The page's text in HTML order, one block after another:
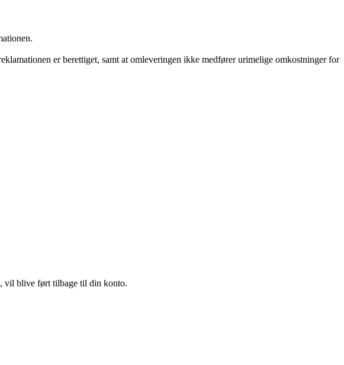
er berettiget, samt at omleveringen ikke medfører urimelige omkostninger for
vil blive ført tilbage til din konto.